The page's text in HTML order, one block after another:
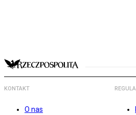
KONTAKT
O nas